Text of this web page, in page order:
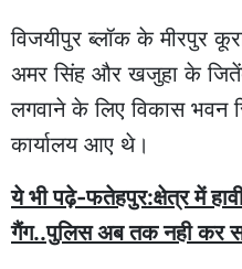
विजयीपुर ब्लॉक के मीरपुर
अमर सिंह और खजुहा के
लगवाने के लिए विकास भवन
कार्यालय आए थे।
ये भी पढ़े-फतेहपुर:क्षेत्र में
गैंग..पुलिस अब तक नही कर